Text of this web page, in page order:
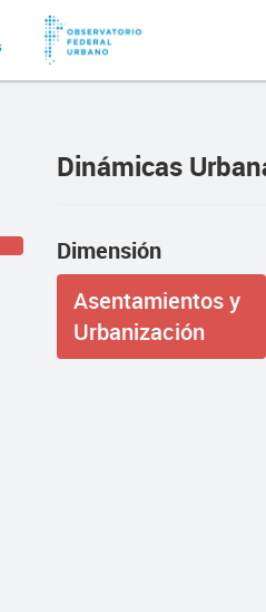
Dinámicas
Dimensión
Asentamientos y
Urbanización